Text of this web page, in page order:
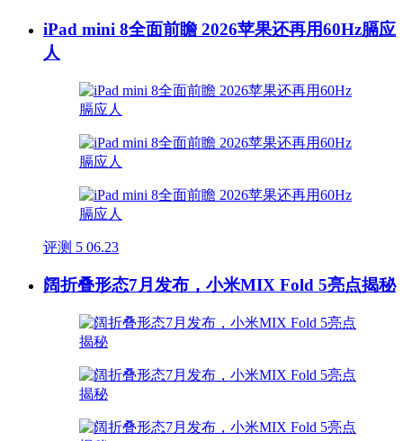
iPad mini 8全面前瞻 2026苹果还再用60Hz膈应
人
评测 5 06.23
阔折叠形态7月发布，小米MIX Fold 5亮点揭秘